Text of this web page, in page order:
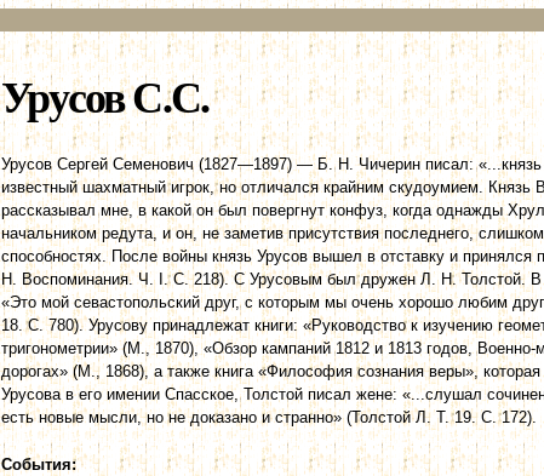
Урусов С.С.
Урусов Сергей Семенович (1827—1897) — Б. Н. Чичерин писал: «...князь
известный шахматный игрок, но отличался крайним скудоумием. Князь
рассказывал мне, в какой он был повергнут конфуз, когда однажды
начальником редута, и он, не заметив присутствия последнего,
способностях. После войны князь Урусов вышел в отставку и
Н. Воспоминания. Ч. I. С. 218). С Урусовым был дружен Л. Н. Толстой. В
«Это мой севастопольский друг, с которым мы очень хорошо любим
18. С. 780). Урусову принадлежат книги: «Руководство к изучению
тригонометрии» (М., 1870), «Обзор кампаний 1812 и 1813 годов,
дорогах» (М., 1868), а также книга «Философия сознания веры»,
Урусова в его имении Спасское, Толстой писал жене: «...слушал
есть новые мысли, но не доказано и странно» (Толстой Л. Т. 19. С. 172).
События: